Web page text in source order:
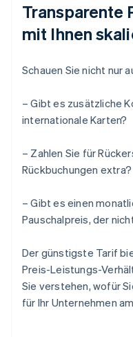
Transparente
mit Ihnen
Schauen Sie nicht nur
– Gibt es zusätzliche
internationale Karten?
– Zahlen Sie für
Rückbuchungen extra?
– Gibt es einen
Pauschalpreis, der
Der günstigste Tarif
Preis-Leistungs-
Sie verstehen, wofür
für Ihr Unternehmen